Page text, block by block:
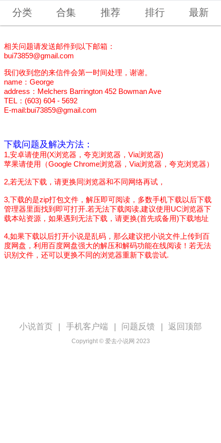
分类 合集 推荐 排行 最新
相关问题请发送邮件到以下邮箱：
bui73859@gmail.com
我们收到您的来信件会第一时间处理，谢谢。
name：George
address：Melchers Barrington 452 Bowman Ave
TEL：(603) 604 - 5692
E-mail:bui73859@gmail.com
下载问题及解决方法：
1,安卓请使用(X浏览器，夸克浏览器，Via浏览器)
苹果请使用（Google Chrome浏览器，Via浏览器，夸克浏览器）
2,若无法下载，请更换同浏览器和不同网络再试，
3,下载的是zip打包文件，解压即可阅读，多数手机下载以后下载
管理器里面找到即可打开.若无法下载阅读,建议使用UC浏览器下
载本站资源，如果遇到无法下载，请更换(首先或备用)下载地址
4,如果下载以后打开小说是乱码，那么建议把小说文件上传到百
度网盘，利用百度网盘强大的解压和解码功能在线阅读！若无法
识别文件，还可以更换不同的浏览器重新下载尝试.
小说首页 | 手机客户端 | 问题反馈 | 返回顶部
Copyright © 爱去小说网 2023